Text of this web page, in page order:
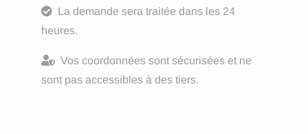
La demande sera traitée dans les 24
heures.
Vos coordonnées sont sécurisées et ne
sont pas accessibles à des tiers.